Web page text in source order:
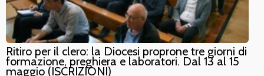
Ritiro per il clero: la Diocesi proprone tre giorni di
formazione, preghiera e laboratori. Dal 13 al 15
maggio (ISCRIZIONI)